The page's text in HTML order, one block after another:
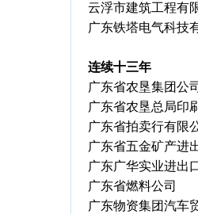
云浮市建筑工程有
广东铁塔电气科技
连续十三年
广东省农垦集团公
广东省农垦总局印
广东省拍卖行有限
广东省五金矿产进
广东广华实业进出
广东省燃料公司
广东物资集团汽车